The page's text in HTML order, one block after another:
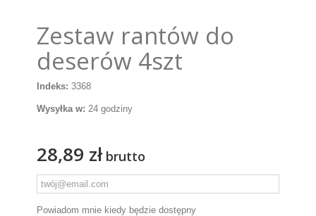
Zestaw rantów do
deserów 4szt
Indeks: 3368
Wysyłka w: 24 godziny
28,89 złbrutto
Powiadom mnie kiedy będzie dostępny